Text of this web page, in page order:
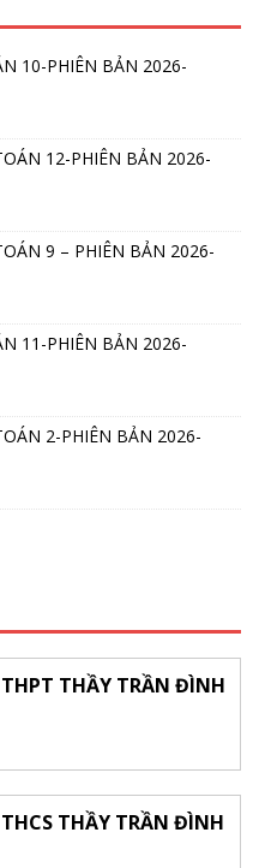
10-PHIÊN BẢN 2026-
12-PHIÊN BẢN 2026-
9 – PHIÊN BẢN 2026-
11-PHIÊN BẢN 2026-
2-PHIÊN BẢN 2026-
THẦY TRẦN ĐÌNH
THẦY TRẦN ĐÌNH